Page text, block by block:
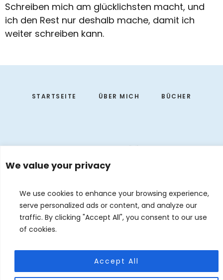
We value your privacy
We use cookies to enhance your browsing experience,
serve personalized ads or content, and analyze our
traffic. By clicking "Accept All", you consent to our use
of cookies.
Accept All
Schreiben mich am glücklichsten macht, und
ich den Rest nur deshalb mache, damit ich
weiter schreiben kann.
STARTSEITE ÜBER MICH BÜCHER
EVENTS
© 2026 Judith Forgoston · Website by